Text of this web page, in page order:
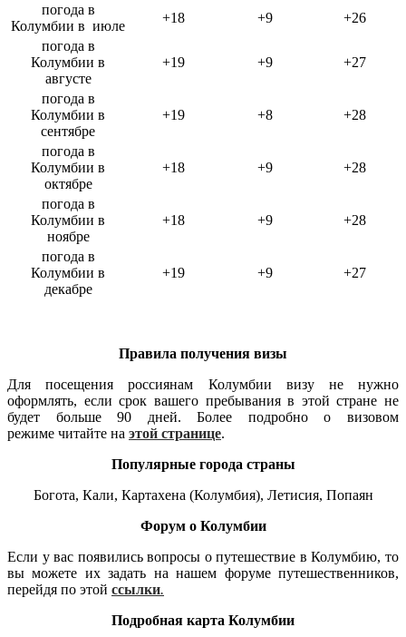
погода в
Колумбии в июле
+18 +9
+26
погода в
Колумбии в
августе
+19 +9 +27
погода в
Колумбии в
сентябре
+19 +8 +28
погода в
Колумбии в
октябре
+18 +9 +28
погода в
Колумбии в
ноябре
+18 +9 +28
погода в
Колумбии в
декабре
+19 +9 +27
Правила получения визы
Для посещения россиянам Колумбии визу не нужно
оформлять, если срок вашего пребывания в этой стране не
будет больше 90 дней. Более подробно о визовом
режиме читайте на этой странице.
Популярные города страны
Богота, Кали, Картахена (Колумбия), Летисия, Попаян
Форум о Колумбии
Если у вас появились вопросы о путешествие в Колумбию, то
вы можете их задать на нашем форуме путешественников,
перейдя по этой ссылки.
Подробная карта Колумбии